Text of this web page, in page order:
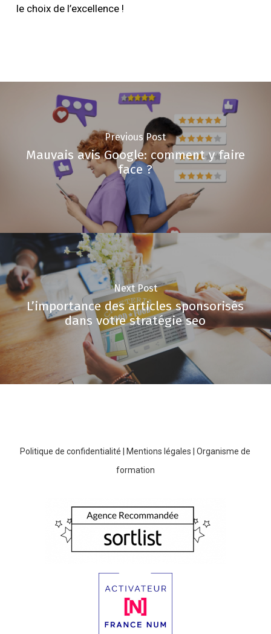
le choix de l’excellence !
Previous Post
Mauvais avis Google: comment y faire
face ?
Next Post
L’importance des articles sponsorisés
dans votre stratégie seo
Politique de confidentialité Mentions légales |Organisme de
formation